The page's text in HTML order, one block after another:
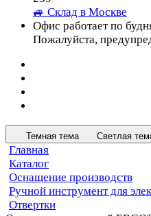
🚙 Склад в Москве
Офис работает по
Пожалуйста,
Темная тема Светлая
Главная
Каталог
Оснащение производств
Ручной инструмент для
Отвертки